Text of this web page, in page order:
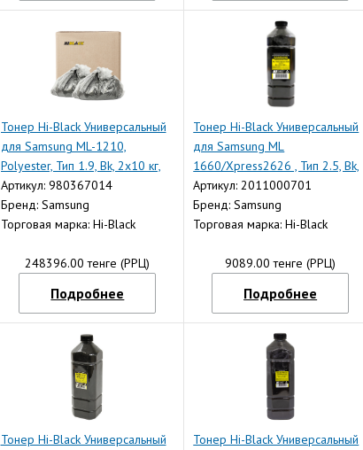
Тонер Hi-Black Универсальный
для Samsung ML-1210,
Polyester, Тип 1.9, Bk, 2x10 кг,
коробка
Артикул: 980367014
Бренд: Samsung
Торговая марка: Hi-Black
248396.00 тенге (РРЦ)
Подробнее
Тонер Hi-Black Универсальный
для Samsung ML
1660/Xpress2626 , Тип 2.5, Bk,
700 г, канистра
Артикул: 2011000701
Бренд: Samsung
Торговая марка: Hi-Black
9089.00 тенге (РРЦ)
Подробнее
Тонер Hi-Black Универсальный
Тонер Hi-Black Универсальный